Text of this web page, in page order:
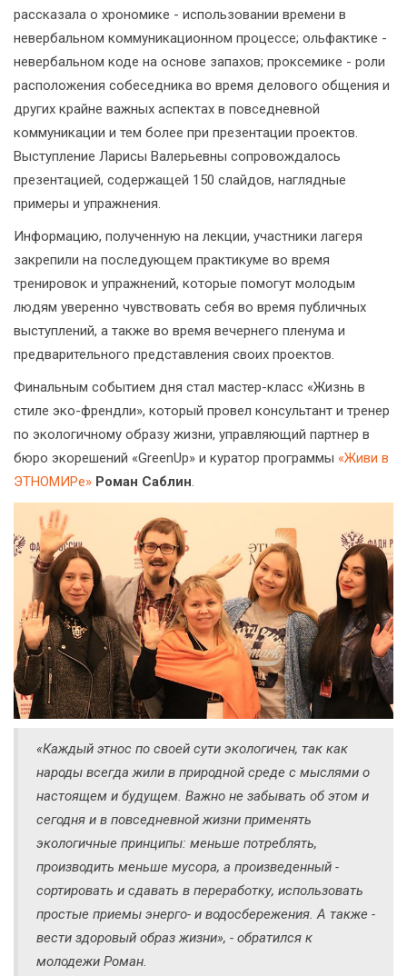
рассказала о хрономике - использовании времени в
невербальном коммуникационном процессе; ольфактике -
невербальном коде на основе запахов; проксемике - роли
расположения собеседника во время делового общения и
других крайне важных аспектах в повседневной
коммуникации и тем более при презентации проектов.
Выступление Ларисы Валерьевны сопровождалось
презентацией, содержащей 150 слайдов, наглядные
примеры и упражнения.
Информацию, полученную на лекции, участники лагеря
закрепили на последующем практикуме во время
тренировок и упражнений, которые помогут молодым
людям уверенно чувствовать себя во время публичных
выступлений, а также во время вечернего пленума и
предварительного представления своих проектов.
Финальным событием дня стал мастер-класс «Жизнь в
стиле эко-френдли», который провел консультант и тренер
по экологичному образу жизни, управляющий партнер в
бюро экорешений «GreenUp» и куратор программы «Живи в
ЭТНОМИРе» Роман Саблин
«Каждый этнос по своей сути экологичен, так как
народы всегда жили в природной среде с мыслями о
настоящем и будущем. Важно не забывать об этом и
сегодня и в повседневной жизни применять
экологичные принципы: меньше потреблять,
производить меньше мусора, а произведенный -
сортировать и сдавать в переработку, использовать
простые приемы энерго- и водосбережения. А также -
вести здоровый образ жизни», - обратился к
молодежи Роман.